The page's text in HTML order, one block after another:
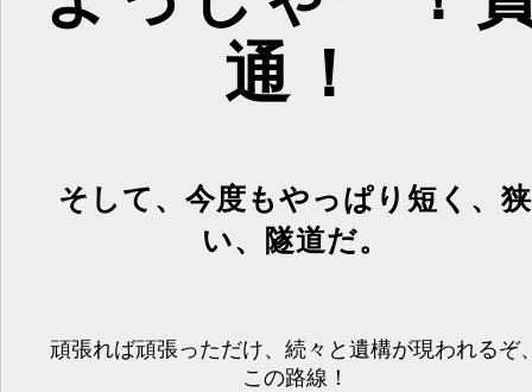
通！
そして、今度もやっぱり短く、狭
い、隧道だ。
頑張れば頑張っただけ、続々と遺構が現われるぞ
この路線！